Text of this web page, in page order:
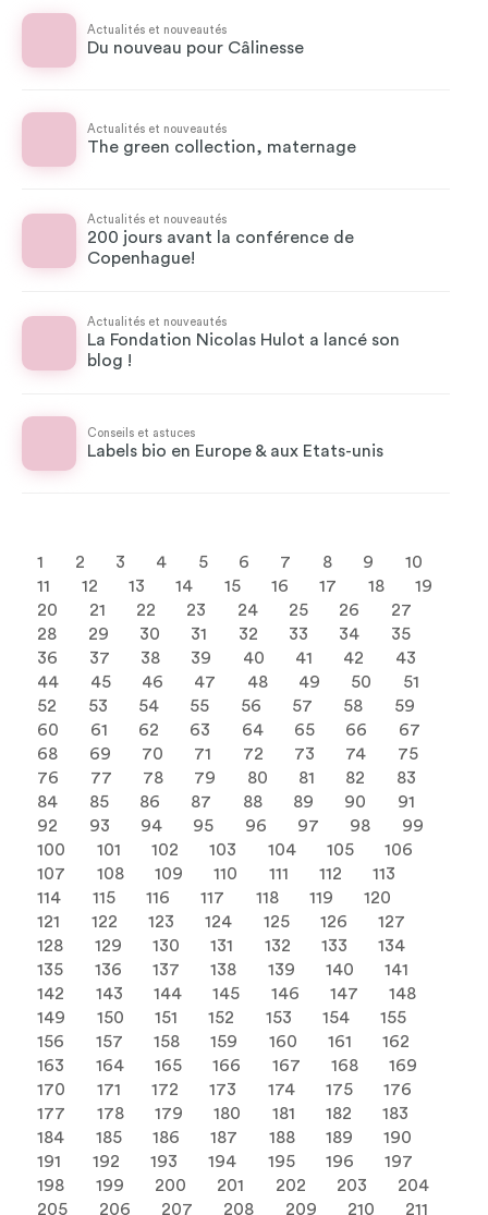
Actualités et nouveautés
Du nouveau pour Câlinesse
Actualités et nouveautés
The green collection, maternage
Actualités et nouveautés
200 jours avant la conférence de
Copenhague!
Actualités et nouveautés
La Fondation Nicolas Hulot a lancé son
blog !
Conseils et astuces
Labels bio en Europe & aux Etats-unis
1 2 3 4 5 6 7 8 9
10
11
12 13 14 15 16 17 18
19
20
21 22 23 24 25 26
27
28
29 30 31 32 33 34
35
36
37 38 39 40 41 42
43
44
45 46 47 48 49 50
51
52
53 54 55 56 57 58
59
60
61 62 63 64 65 66
67
68
69 70 71 72 73 74
75
76
77 78 79 80 81 82
83
84
85 86 87 88 89 90
91
92
93 94 95 96 97 98
99
100
101 102 103 104 105
106
107
108 109 110 111 112
113
114
115 116 117 118 119
120
121
122 123 124 125 126
127
128
129 130 131 132 133
134
135
136 137 138 139 140
141
142
143 144 145 146 147
148
149
150 151 152 153 154
155
156
157 158 159 160 161
162
163
164 165 166 167 168
169
170
171 172 173 174 175
176
177
178 179 180 181 182
183
184
185 186 187 188 189
190
191
192 193 194 195 196
197
198
199 200 201 202 203
204
205
206 207 208 209 210 211